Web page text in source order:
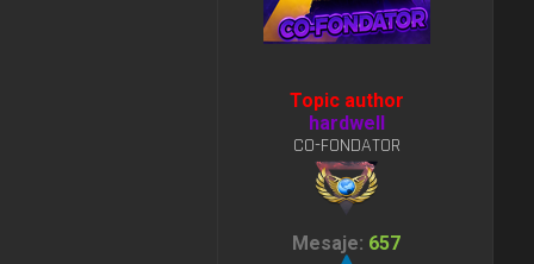
Topic author
hardwell
CO-FONDATOR
Mesaje: 657